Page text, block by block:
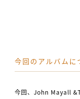
今回のアルバムに
今回、John Mayall